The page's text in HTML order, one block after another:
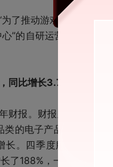
了推动游戏自研业务的
”的自研运营一部、广
比增长3.7%
报。财报显示，京东
的电子产品及家用电
长。四季度服务收入
了188%，一年内新增